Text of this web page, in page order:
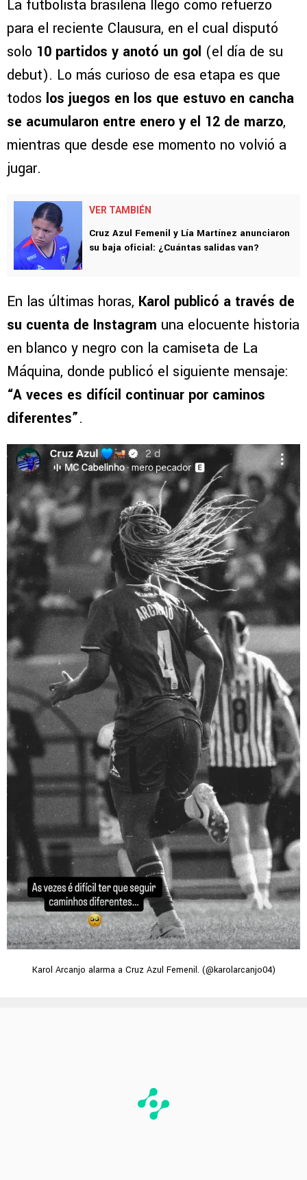
La futbolista brasileña llegó como refuerzo
para el reciente Clausura, en el cual disputó
solo 10 partidos y anotó un gol (el día de su
debut). Lo más curioso de esa etapa es que
todos los juegos en los que estuvo en cancha
se acumularon entre enero y el 12 de marzo,
mientras que desde ese momento no volvió a
jugar.
VER TAMBIÉN
Cruz Azul Femenil y Lía Martínez anunciaron
su baja oficial: ¿Cuántas salidas van?
En las últimas horas, Karol publicó a través de
su cuenta de Instagram una elocuente historia
en blanco y negro con la camiseta de La
Máquina, donde publicó el siguiente mensaje:
“A veces es difícil continuar por caminos
diferentes”.
Karol Arcanjo alarma a Cruz Azul Femenil. (@karolarcanjo04)